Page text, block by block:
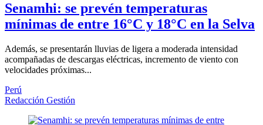
Senamhi: se prevén temperaturas
mínimas de entre 16°C y 18°C en la Selva
Además, se presentarán lluvias de ligera a moderada intensidad
acompañadas de descargas eléctricas, incremento de viento con
velocidades próximas...
Perú
Redacción Gestión